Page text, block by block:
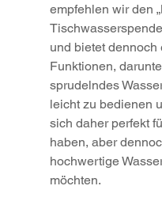
empfehlen wir den
und bietet
Funktionen,
sprudelndes
leicht zu bedienen
sich daher perfekt
haben, aber
hochwertige
möchten.